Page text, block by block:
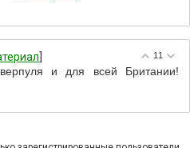
11
и для всей Британии!